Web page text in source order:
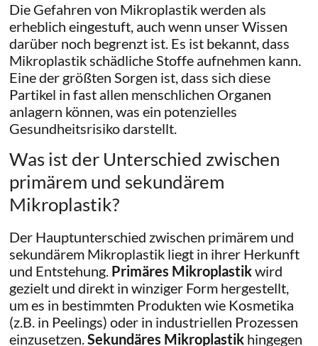
Die Gefahren von Mikroplastik werden als
erheblich eingestuft, auch wenn unser Wissen
darüber noch begrenzt ist. Es ist bekannt, dass
Mikroplastik schädliche Stoffe aufnehmen kann.
Eine der größten Sorgen ist, dass sich diese
Partikel in fast allen menschlichen Organen
anlagern können, was ein potenzielles
Gesundheitsrisiko darstellt.
Was ist der Unterschied zwischen
primärem und sekundärem
Mikroplastik?
Der Hauptunterschied zwischen primärem und
sekundärem Mikroplastik liegt in ihrer Herkunft
und Entstehung. Primäres Mikroplastikwird
gezielt und direkt in winziger Form hergestellt,
um es in bestimmten Produkten wie Kosmetika
(z.B. in Peelings) oder in industriellen Prozessen
einzusetzen.Sekundäres Mikroplastik hingegen